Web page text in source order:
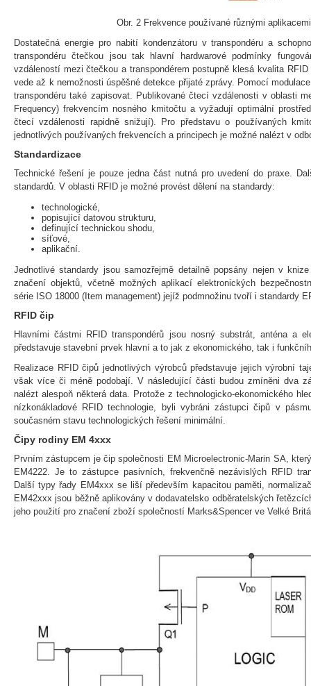
Obr. 2 Frekvence používané různými
Dostatečná energie pro nabití kondenzátoru v transpondéru a
transpondéru čtečkou jsou tak hlavní hardwarové podmínky
vzdáleností mezi čtečkou a transpondérem postupně klesá kvalita
vede až k nemožnosti úspěšné detekce přijaté zprávy. Pomocí
transpondéru také zapisovat. Publikované čtecí vzdálenosti v oblasti
Frequency) frekvencím nosného kmitočtu a vyžadují optimální
čtecí vzdálenosti rapidně snižují). Pro představu o používaných
jednotlivých používaných frekvencích a principech je možné nalézt v
Standardizace
Technické řešení je pouze jedna část nutná pro uvedení do praxe.
standardů. V oblasti RFID je možné provést dělení na standardy:
technologické,
popisující datovou strukturu,
definující technickou shodu,
síťové,
aplikační.
Jednotlivé standardy jsou samozřejmě detailně popsány nejen v
značení objektů, včetně možných aplikací elektronických
série ISO 18000 (Item management) jejíž podmnožinu tvoří i standardy
RFID čip
Hlavními částmi RFID transpondérů jsou nosný substrát, anténa a
představuje stavební prvek hlavní a to jak z ekonomického, tak i
Realizace RFID čipů jednotlivých výrobců představuje jejich výrobní
však více či méně podobají. V následující části budou zmíněni dva
nalézt alespoň některá data. Protože z technologicko-ekonomického
nízkonákladové RFID technologie, byli vybráni zástupci čipů v
současném stavu technologických řešení minimální.
Čipy rodiny EM 4xxx
Prvním zástupcem je čip společnosti EM Microelectronic-Marin SA,
EM4222. Je to zástupce pasivních, frekvenčně nezávislých RFID
Další typy řady EM4xxx se liší především kapacitou paměti,
EM42xxx jsou běžně aplikovány v dodavatelsko odběratelských
jeho použití pro značení zboží společností Marks&Spencer ve Velké